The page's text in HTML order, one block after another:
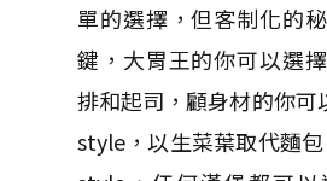
單的選擇，但客制化的
鍵，大胃王的你可以選
排和起司，顧身材的你可
style，以生菜葉取代麵